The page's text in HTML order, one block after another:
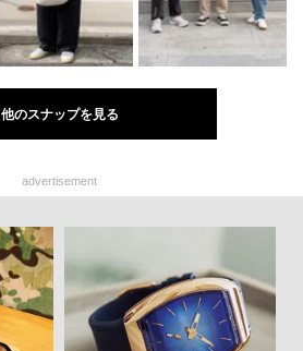
他のスナップを見る
advertisement